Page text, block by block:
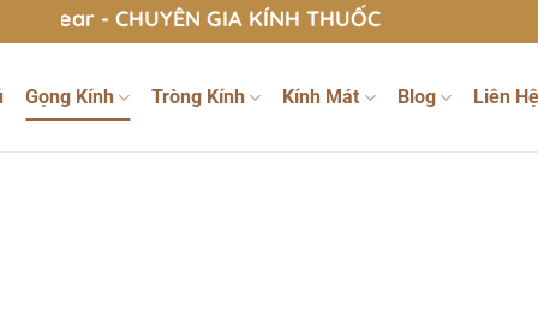
- CHUYÊN GIA KÍNH THUỐC
Gọng Kính Tròng Kính Kính Mát Blog Liên Hệ